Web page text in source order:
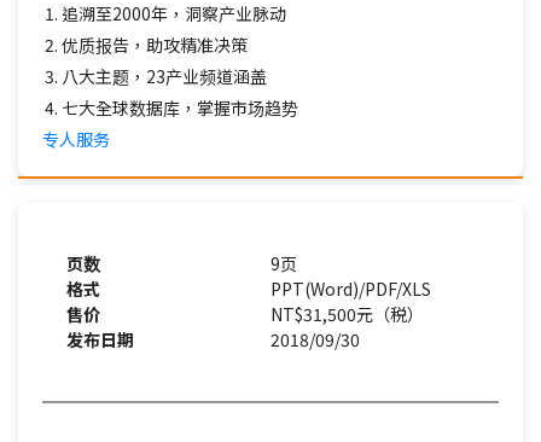
追溯至2000年，洞察产业脉动
优质报告，助攻精准决策
八大主题，23产业频道涵盖
七大全球数据库，掌握市场趋势
专人服务
页数
9页
格式
PPT(Word)/PDF/XLS
售价
NT$31,500元（税）
发布日期
2018/09/30